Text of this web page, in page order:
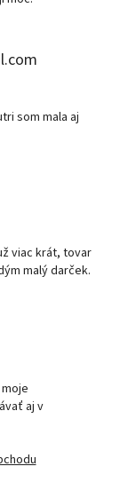
som mala aj
viac krát, tovar
malý darček.
aj v